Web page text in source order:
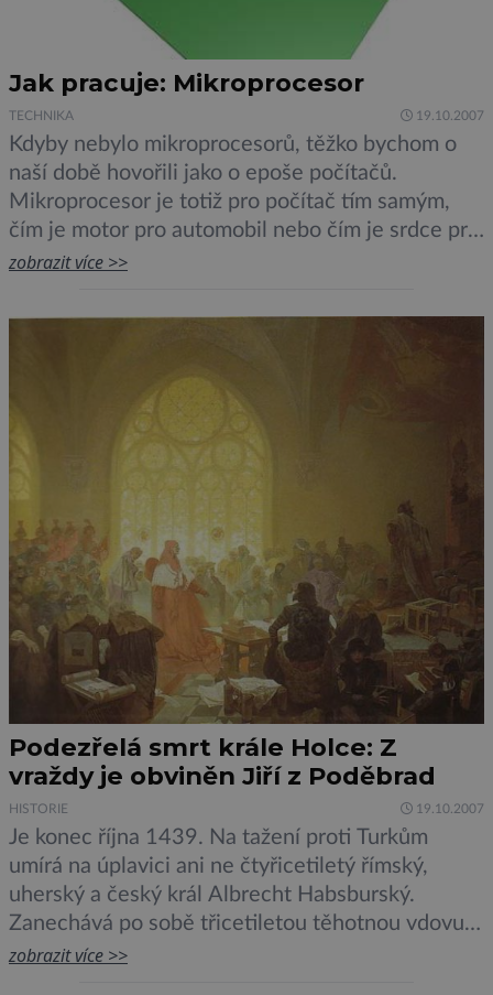
Jak pracuje: Mikroprocesor
TECHNIKA 19.10.2007
Kdyby nebylo mikroprocesorů, těžko bychom o
naší době hovořili jako o epoše počítačů.
Mikroprocesor je totiž pro počítač tím samým,
čím je motor pro automobil nebo čím je srdce pro
živý organismus.Původní procesory počítačů byly
byly doplněny rezistory a kondenzátory. Velikost
selské almaře. Teprve […]
zobrazit více >>
Podezřelá smrt krále Holce: Z
vraždy je obviněn Jiří z Poděbrad
HISTORIE 19.10.2007
Je konec října 1439. Na tažení proti Turkům
umírá na úplavici ani ne čtyřicetiletý římský,
uherský a český král Albrecht Habsburský.
Zanechává po sobě třicetiletou těhotnou vdovu
Alžbětu Lucemburskou, které se čtyři měsíce po
zobrazit více >>